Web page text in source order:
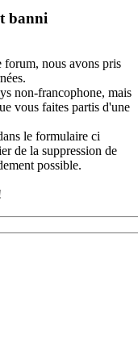
banni
forum, nous avons pris
non-francophone, mais
vous faites partis d'une
le formulaire ci
de la suppression de
possible.